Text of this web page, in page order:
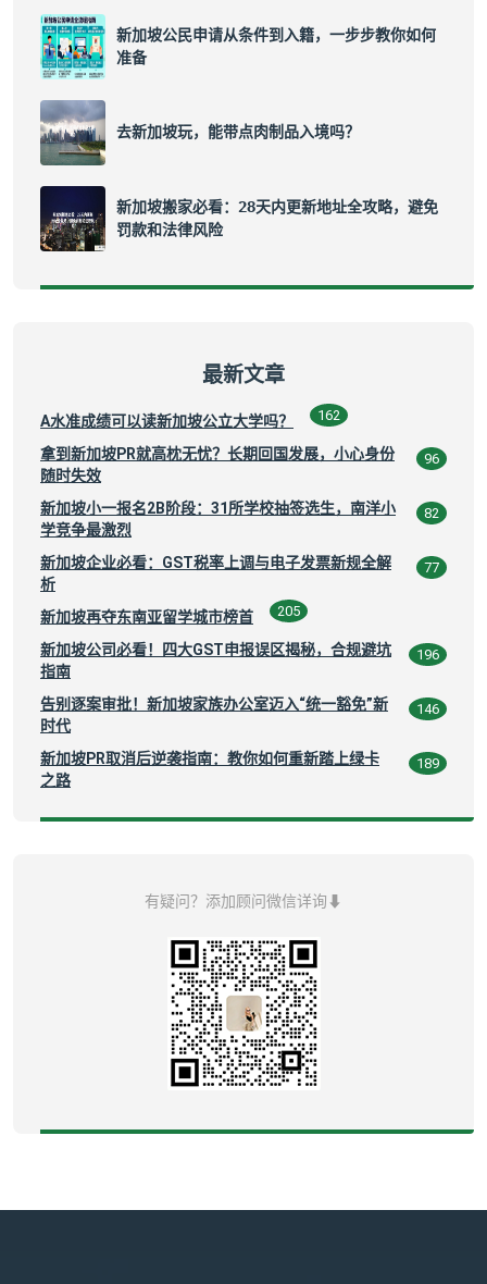
新加坡公民申请从条件到入籍，一步步教你如何
准备
去新加坡玩，能带点肉制品入境吗？
新加坡搬家必看：28天内更新地址全攻略，避免
罚款和法律风险
最新文章
A水准成绩可以读新加坡公立大学吗？ 162
拿到新加坡PR就高枕无忧？长期回国发展，小心身份
随时失效
96
新加坡小一报名2B阶段：31所学校抽签选生，南洋小
学竞争最激烈
82
新加坡企业必看：GST税率上调与电子发票新规全解
析
77
新加坡再夺东南亚留学城市榜首 205
新加坡公司必看！四大GST申报误区揭秘，合规避坑
指南
196
告别逐案审批！新加坡家族办公室迈入“统一豁免”新
时代
146
新加坡PR取消后逆袭指南：教你如何重新踏上绿卡
之路
189
有疑问？添加顾问微信详询⬇